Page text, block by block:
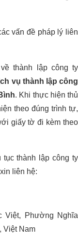
vấn đề pháp lý liên
thành lập công ty
vụ thành lập công
. Khi thực hiện thủ
theo đúng trình tự,
giấy tờ đi kèm theo
thành lập công ty
liên hệ:
Việt, Phường Nghĩa
Việt Nam